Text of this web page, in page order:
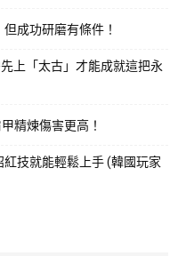
成功研磨有條件！
上「太古」才能成就這把永
精煉傷害更高！
技就能輕鬆上手 (韓國玩家